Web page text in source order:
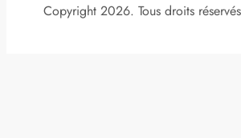
Copyright 2026. Tous droits